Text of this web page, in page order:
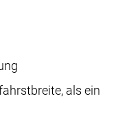
als ein